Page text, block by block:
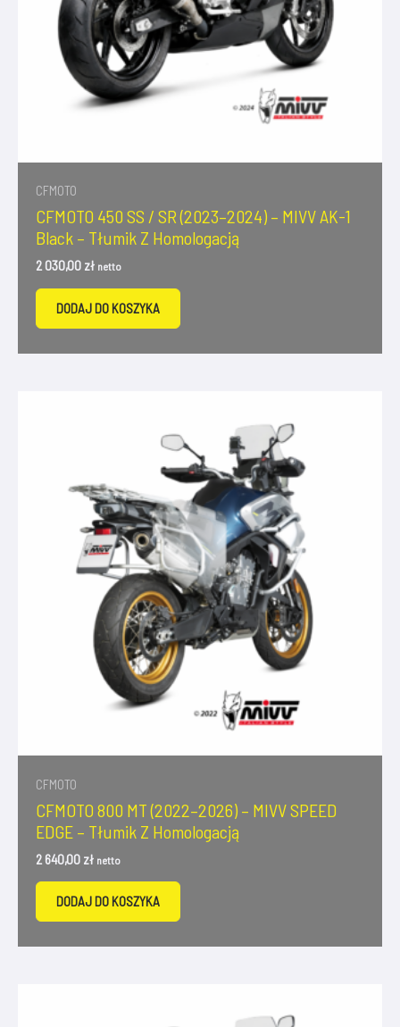
CFMOTO
CFMOTO 450 SS / SR (2023–2024) – MIVV AK-1
Black – Tłumik Z Homologacją
2 030,00 zł netto
DODAJ DO KOSZYKA
CFMOTO
CFMOTO 800 MT (2022–2026) – MIVV SPEED
EDGE – Tłumik Z Homologacją
2 640,00 zł netto
DODAJ DO KOSZYKA